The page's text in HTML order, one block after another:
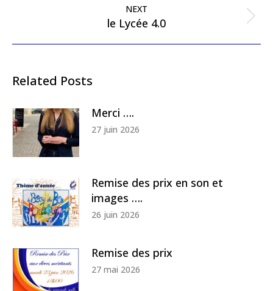
NEXT
Next
le Lycée 4.0
Related Posts
Merci ….
27 juin 2026
Remise des prix en son et
images ….
26 juin 2026
Remise des prix
27 mai 2026